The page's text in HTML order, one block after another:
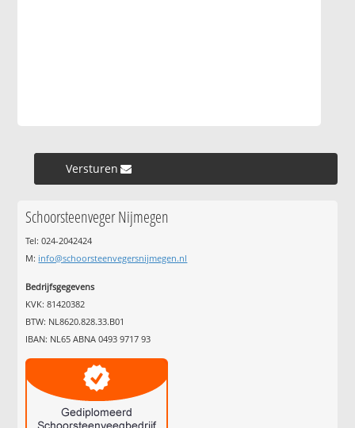
Versturen »
Schoorsteenveger Nijmegen
Tel: 024-2042424
M: info@schoorsteenvegersnijmegen.nl
Bedrijfsgegevens
KVK: 81420382
BTW: NL8620.828.33.B01
IBAN: NL65 ABNA 0493 9717 93